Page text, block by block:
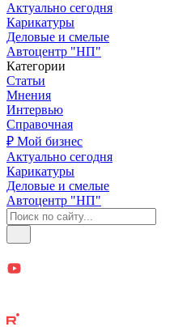
Актуально сегодня
Карикатуры
Деловые и смелые
Автоцентр "НП"
Категории
Статьи
Мнения
Интервью
Справочная
₽ Мой бизнес
Актуально сегодня
Карикатуры
Деловые и смелые
Автоцентр "НП"